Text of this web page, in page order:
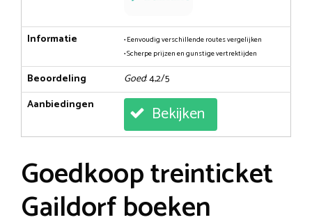
Informatie
• Eenvoudig verschillende routes vergelijken
• Scherpe prijzen en gunstige vertrektijden
Beoordeling Goed: 4,2/5
Aanbiedingen
Bekijken
Goedkoop treinticket
Gaildorf boeken